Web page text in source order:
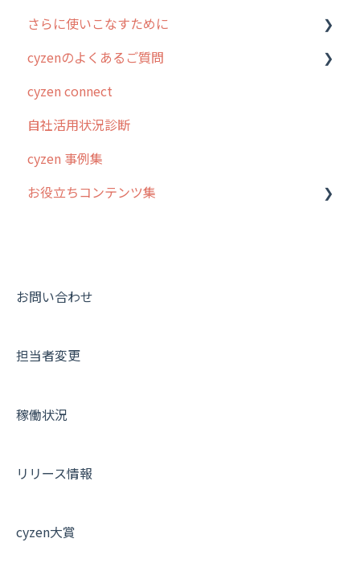
3. cyzenの位置情報取得について
4. cyzen利用前の準備：システム管理者編
5. 基本的な使い方：システム管理者編
6. 基本的な使い方：ユーザー編
7. 初心者向けよくある質問集
8. 用語集
【業界業種別】cyzen設定方法
行動管理
予定管理
スポット
ステータス・主観
報告書・行動種別
勤怠管理
帳票出力
商品
ホーム画面
スポット
報告閲覧
予定
日報
履歴
パフォーマンス
お知らせ
行動管理
勤怠管理
予定管理
スポット
ステータス・主観
報告書・行動種別
活動通知
商品
さらに使いこなすために
はじめに
スポット・ステータス関連オプション
交通費自動計算
安全走行支援
写真管理・高画質化
その他オプション
契約・その他
cyzenのよくあるご質問
ログインについて
グループ・ユーザーについて
GPS・位置情報 について
ルート自動記録 について
報告書について
メンバー画面について
その他よくある質問
cyzen connect
自社活用状況診断
cyzen 事例集
お役立ちコンテンツ集
動画集：共通
お問い合わせ
担当者変更
稼働状況
リリース情報
cyzen大賞